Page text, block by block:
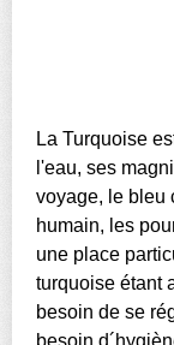
La Turquoise
l'eau, ses
voyage, le bleu
humain, les
une place
turquoise étant
besoin de se
besoin